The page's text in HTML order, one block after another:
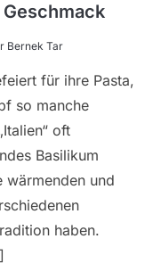
Bernek Tar
für ihre Pasta,
so manche
oft
Basilikum
und
haben.